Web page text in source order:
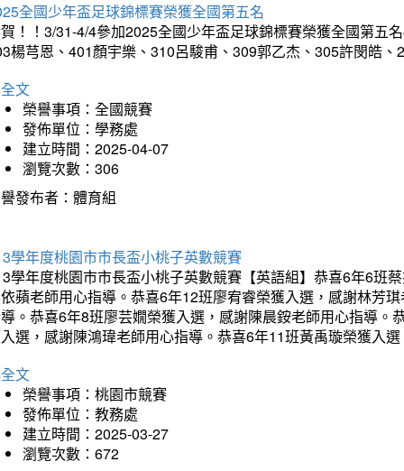
全國少年盃足球錦標賽榮獲全國第五名
！！3/31-4/4參加2025全國少年盃足球錦標賽榮獲全國第五
楊芎恩、401顏宇樂、310呂駿甫、309郭乙杰、305許閔皓
文
榮譽事項：全國競賽
發佈單位：學務處
建立時間：2025-04-07
瀏覽次數：306
發布者：體育組
學年度桃園市市長盃小桃子英數競賽
學年度桃園市市長盃小桃子英數競賽【英語組】恭喜6年6班
蘋老師用心指導。恭喜6年12班廖宥睿榮獲入選，感謝林芳
。恭喜6年8班廖芸嫺榮獲入選，感謝陳晨銨老師用心指導
選，感謝陳鴻瑋老師用心指導。恭喜6年11班黃禹璇榮獲入
文
榮譽事項：桃園市競賽
發佈單位：教務處
建立時間：2025-03-27
瀏覽次數：672